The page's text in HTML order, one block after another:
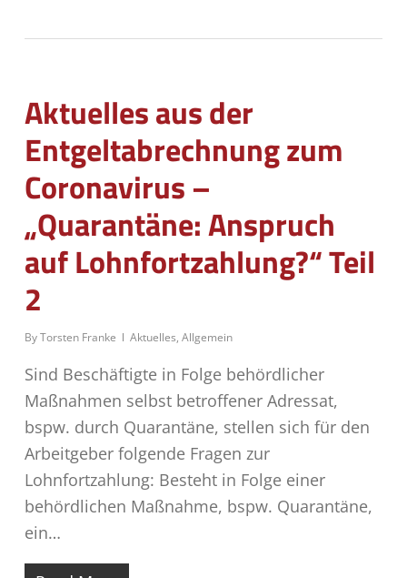
Aktuelles aus der
Entgeltabrechnung zum
Coronavirus –
„Quarantäne: Anspruch
auf Lohnfortzahlung?“ Teil
2
ByTorsten Franke Aktuelles, Allgemein
Sind Beschäftigte in Folge behördlicher
Maßnahmen selbst betroffener Adressat,
bspw. durch Quarantäne, stellen sich für den
Arbeitgeber folgende Fragen zur
Lohnfortzahlung: Besteht in Folge einer
behördlichen Maßnahme, bspw. Quarantäne,
ein…